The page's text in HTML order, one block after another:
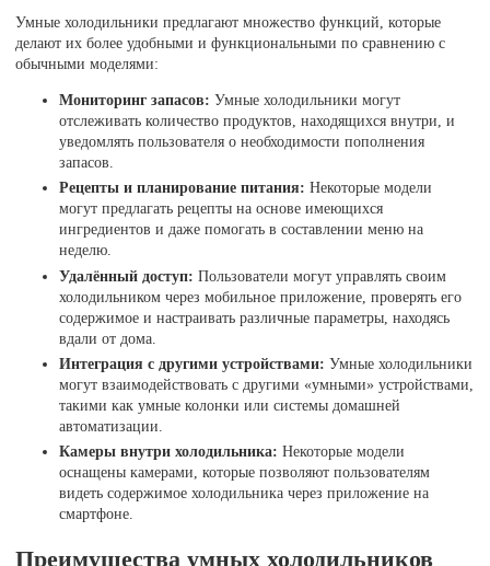
Умные холодильники предлагают множество функций, которые
делают их более удобными и функциональными по сравнению с
обычными моделями:
Мониторинг запасов: Умные холодильники могут
отслеживать количество продуктов, находящихся внутри, и
уведомлять пользователя о необходимости пополнения
запасов.
Рецепты и планирование питания: Некоторые модели
могут предлагать рецепты на основе имеющихся
ингредиентов и даже помогать в составлении меню на
неделю.
Удалённый доступ: Пользователи могут управлять своим
холодильником через мобильное приложение, проверять его
содержимое и настраивать различные параметры, находясь
вдали от дома.
Интеграция с другими устройствами: Умные холодильники
могут взаимодействовать с другими «умными» устройствами,
такими как умные колонки или системы домашней
автоматизации.
Камеры внутри холодильника: Некоторые модели
оснащены камерами, которые позволяют пользователям
видеть содержимое холодильника через приложение на
смартфоне.
Преимущества умных холодильников